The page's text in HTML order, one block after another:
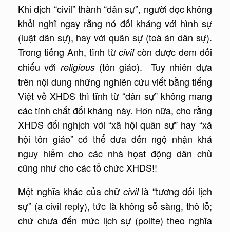
Khi dịch “civil” thành “dân sự”, người đọc không
khỏi nghĩ ngay rằng nó đối kháng với hình sự
(luật dân sự), hay với quân sự (toà án dân sự).
Trong tiếng Anh, tĩnh từcivilcòn được đem đối
chiếu với religious(tôn giáo). Tuy nhiên dựa
trên nội dung những nghiên cứu viết bằng tiếng
Việt về XHDS thì tĩnh từ “dân sự” không mang
các tính chất đối kháng này. Hơn nữa, cho rằng
XHDS đối nghịch với “xã hội quân sự” hay “xã
hội tôn giáo” có thể đưa đến ngộ nhận khá
nguy hiểm cho các nhà họat động dân chủ
cũng như cho các tổ chức XHDS!!
Một nghĩa khác của chữ civillà “tương đối lịch
sự” (a civil reply), tức là không sỗ sàng, thô lỗ;
chứ chưa đến mức lịch sự (polite) theo nghĩa